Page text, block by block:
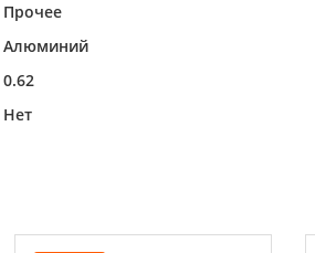
Прочее
Алюминий
0.62
Нет